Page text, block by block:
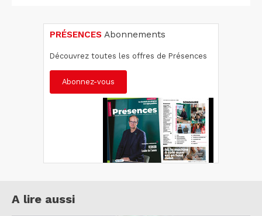
PRÉSENCES Abonnements
Découvrez toutes les offres de Présences
Abonnez-vous
A lire aussi